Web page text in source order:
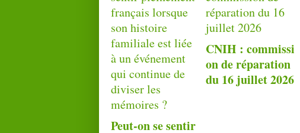
Peut-on se sentir
CNIH : commissi
on de réparation
du 16 juillet 2026